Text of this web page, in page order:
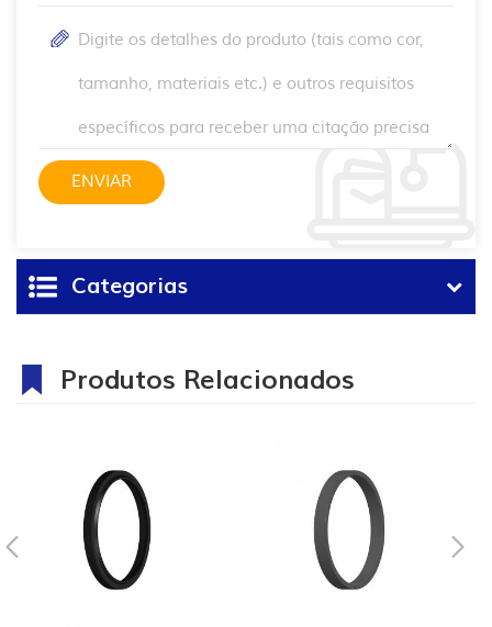
Categorias
Produtos Relacionados